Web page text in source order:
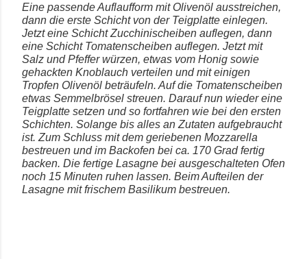
Eine passende Auflaufform mit Olivenöl ausstreichen,
dann die erste Schicht von der Teigplatte einlegen.
Jetzt eine Schicht Zucchinischeiben auflegen, dann
eine Schicht Tomatenscheiben auflegen. Jetzt mit
Salz und Pfeffer würzen, etwas vom Honig sowie
gehackten Knoblauch verteilen und mit einigen
Tropfen Olivenöl beträufeln. Auf die Tomatenscheiben
etwas Semmelbrösel streuen. Darauf nun wieder eine
Teigplatte setzen und so fortfahren wie bei den ersten
Schichten. Solange bis alles an Zutaten aufgebraucht
ist. Zum Schluss mit dem geriebenen Mozzarella
bestreuen und im Backofen bei ca. 170 Grad fertig
backen. Die fertige Lasagne bei ausgeschalteten Ofen
noch 15 Minuten ruhen lassen. Beim Aufteilen der
Lasagne mit frischem Basilikum bestreuen.